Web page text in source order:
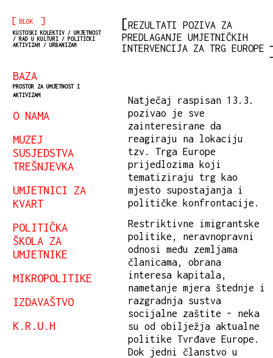
[ BLOK ]
KUSTOSKI KOLEKTIV / UMJETNOST
/ RAD U KULTURI / POLITIČKI
AKTIVIZAM / URBANIZAM
BAZA
PROSTOR ZA UMJETNOST I
AKTIVIZAM
O NAMA
MUZEJ
SUSJEDSTVA
TREŠNJEVKA
UMJETNICI ZA
KVART
POLITIČKA
ŠKOLA ZA
UMJETNIKE
MIKROPOLITIKE
IZDAVAŠTVO
K.R.U.H
REZULTATI POZIVA ZA
PREDLAGANJE UMJETNIČKIH
INTERVENCIJA ZA TRG EUROPE
Natječaj raspisan 13.3.
pozivao je sve
zainteresirane da
reagiraju na lokaciju
tzv. Trga Europe
prijedlozima koji
tematiziraju trg kao
mjesto supostajanja i
političke konfrontacije.
Restriktivne imigrantske
politike, neravnopravni
odnosi među zemljama
članicama, obrana
interesa kapitala,
nametanje mjera štednje i
razgradnja sustva
socijalne zaštite – neka
su od obilježja aktualne
politike Tvrđave Europe.
Dok jedni članstvo u